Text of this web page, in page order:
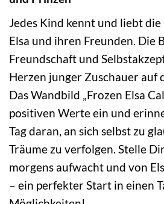
Jedes Kind kennt und liebt
Elsa und ihren Freunden. Die
Freundschaft und
Herzen junger Zuschauer auf
Das Wandbild „Frozen Elsa
positiven Werte ein und
Tag daran, an sich selbst zu
Träume zu verfolgen. Stelle
morgens aufwacht und von
– ein perfekter Start in einen